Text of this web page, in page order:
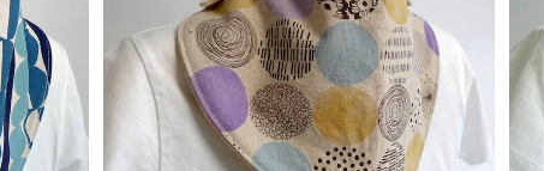
替えスタイ：ラベンダー
¥900